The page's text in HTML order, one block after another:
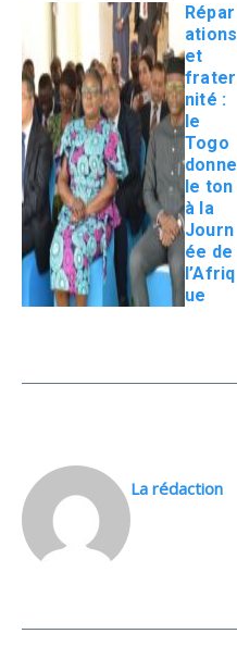
Répar
ations
et
frater
nité :
le
Togo
donne
le ton
à la
Journ
ée de
l’Afriq
ue
La rédaction